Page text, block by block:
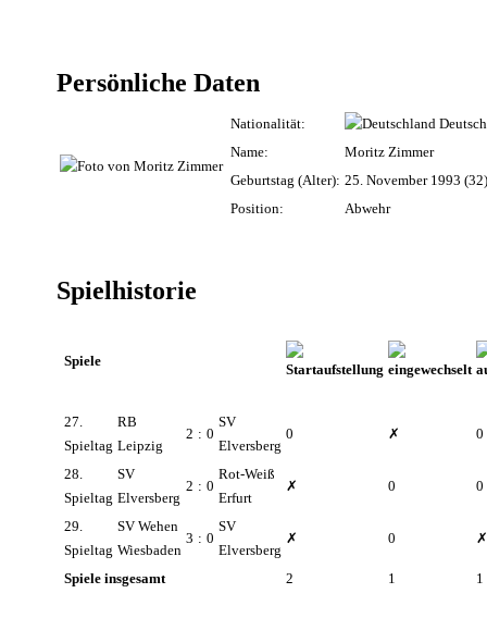
Persönliche Daten
Nationalität:
Name:
Moritz Zimmer
Geburtstag (Alter): 25. November 1993 (32)
Position:
Abwehr
Spielhistorie
Spiele
27.
Spieltag
RB
Leipzig
2 : 0
SV
Elversberg
0 ✗ 0
28.
Spieltag
SV
Elversberg
2 : 0
Rot-Weiß
Erfurt
✗ 0 0
29.
Spieltag
SV Wehen
Wiesbaden
3 : 0
SV
Elversberg
✗ 0
Spiele insgesamt 2 1 1